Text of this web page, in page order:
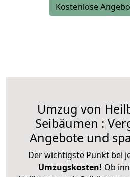
Kostenlose
Umzug von
Seibäumen :
Angebote und
Der wichtigste Punkt bei
Umzugskosten! Ob